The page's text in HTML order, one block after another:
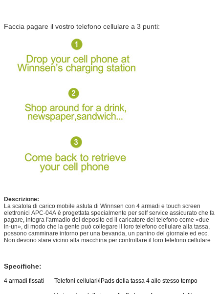
Faccia pagare il vostro telefono cellulare a 3 punti:
Descrizione:
La scatola di carico mobile astuta di Winnsen con 4 armadi e touch screen
elettronici APC-04A è progettata specialmente per self service assicurato che fa
pagare, integra l'armadio del deposito ed il caricatore del telefono come «due-
in-un», di modo che la gente può collegare il loro telefono cellulare alla tassa,
possono camminare intorno per una bevanda, un panino del giornale ed ecc.
Non devono stare vicino alla macchina per controllare il loro telefono cellulare.
Specifiche:
4 armadi fissati Telefoni cellulari/iPads della tassa 4 allo stesso tempo